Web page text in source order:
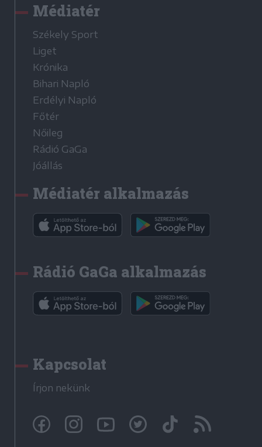
Médiatér
Székely Sport
Liget
Krónika
Bihari Napló
Erdélyi Napló
Főtér
Nőileg
Rádió GaGa
Jóállás
Médiatér alkalmazás
Rádió GaGa alkalmazás
Kapcsolat
Írjon nekünk